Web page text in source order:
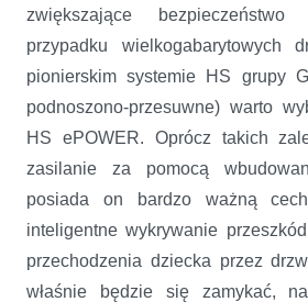
zwiększające bezpieczeństwo
przypadku wielkogabarytowych
pionierskim systemie HS grupy
podnoszono-przesuwne) warto
HS ePOWER. Oprócz takich
zasilanie za pomocą
posiada on bardzo ważną
inteligentne wykrywanie
przechodzenia dziecka przez
właśnie będzie się zamykać,